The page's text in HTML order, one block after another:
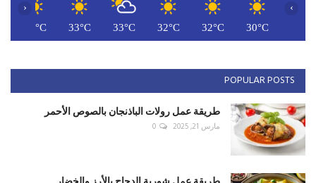
30°C
32°C
32°C
33°C
33°C
33°C
‹ ›
POPULAR POSTS
طريقة عمل رولات الباذنجان بالصوص الأحمر
مارس 21, 2025 0